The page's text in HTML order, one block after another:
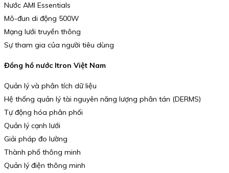
Nước AMI Essentials
Mô-đun di động 500W
Mạng lưới truyền thông
Sự tham gia của người tiêu dùng
Đồng hồ nước Itron Việt Nam
Quản lý và phân tích dữ liệu
Hệ thống quản lý tài nguyên năng lượng phân tán (DERMS)
Tự động hóa phân phối
Quản lý cạnh lưới
Giải pháp đo lường
Thành phố thông minh
Quản lý điện thông minh